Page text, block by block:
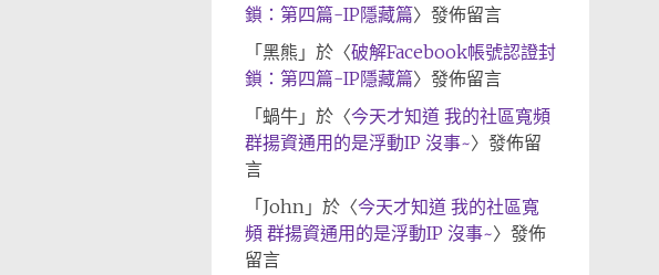
鎖：第四篇-IP隱藏篇〉發佈留言
「 黑熊 」於〈破解Facebook帳號認證封
鎖：第四篇-IP隱藏篇〉發佈留言
「 蝸牛」於〈今天才知道 我的社區寬頻
群揚資通用的是浮動IP 沒事~〉發佈留
言
「 John」於〈今天才知道 我的社區寬
頻 群揚資通用的是浮動IP 沒事~〉發佈
留言